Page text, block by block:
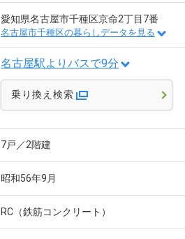
愛知県名古屋市千種区京命2丁目7番
名古屋市千種区の暮らしデータを見る
名古屋駅よりバスで9分
乗り換え検索
7戸／2階建
昭和56年9月
RC（鉄筋コンクリート）